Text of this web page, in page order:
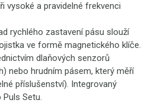
vysoké a pravidelné frekvenci
rychlého zastavení pásu slouží
ve formě magnetického klíče.
dlaňových senzorů
nebo hrudním pásem, který měří
příslušenství). Integrovaný
Setu.